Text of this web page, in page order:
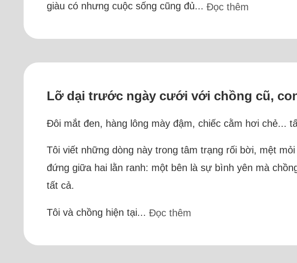
giàu có nhưng cuộc sống cũng đủ...Đọc thêm
Lỡ dại trước ngày cưới với chồng cũ,
Đôi mắt đen, hàng lông mày đậm, chiếc cằm hơi chẻ...
Tôi viết những dòng này trong tâm trạng rối bời, mệt
đứng giữa hai lằn ranh: một bên là sự bình yên mà
tất cả.
Tôi và chồng hiện tại...Đọc thêm